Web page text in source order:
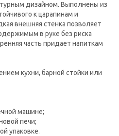
дизайном. Выполнены из
к царапинам и
внешняя стенка позволяет
в руке без риска
часть придает напиткам
кухни, барной стойки или
машине;
печи;
упаковке.